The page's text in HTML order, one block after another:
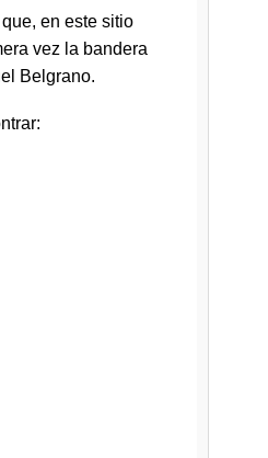
en este sitio
vez la bandera
Belgrano.